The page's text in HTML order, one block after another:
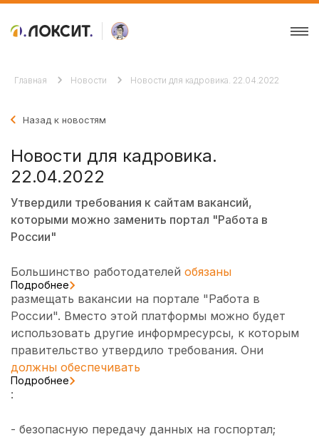
Главная Новости Новости для кадровика. 22.04.2022
Назад к новостям
Новости для кадровика.
22.04.2022
Утвердили требования к сайтам вакансий,
которыми можно заменить портал "Работа в
России"
Большинство работодателей обязаны
Подробнее
размещать вакансии на портале "Работа в
России". Вместо этой платформы можно будет
использовать другие информресурсы, к которым
правительство утвердило требования. Они
должны обеспечивать
Подробнее
:
- безопасную передачу данных на госпортал;